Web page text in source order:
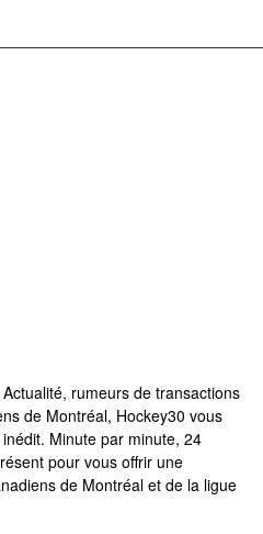
Actualité, rumeurs de transactions
de Montréal, Hockey30 vous
Minute par minute, 24
pour vous offrir une
de Montréal et de la ligue